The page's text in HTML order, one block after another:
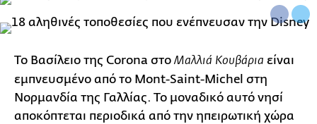
Το Βασίλειο της Corona στο Μαλλιά Κουβάρια είναι
εμπνευσμένο από το Mont-Saint-Michel στη
Νορμανδία της Γαλλίας. Το μοναδικό αυτό νησί
αποκόπτεται περιοδικά από την ηπειρωτική χώρα